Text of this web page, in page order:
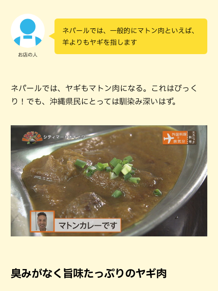
お店の人
ネパールでは、一般的にマトン肉といえば、
羊よりもヤギを指します
ネパールでは、ヤギもマトン肉になる。これはびっく
り！でも、沖縄県民にとっては馴染み深いはず。
臭みがなく旨味たっぷりのヤギ肉